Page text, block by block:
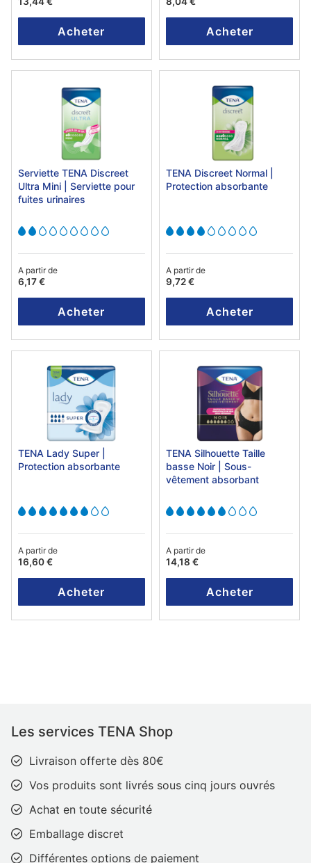
Acheter Acheter
Serviette TENA Discreet
Ultra Mini | Serviette pour
fuites urinaires
A partir de
6,17 €
Acheter
TENA Discreet Normal |
Protection absorbante
A partir de
9,72 €
Acheter
TENA Lady Super |
Protection absorbante
A partir de
16,60 €
Acheter
TENA Silhouette Taille
basse Noir | Sous-
vêtement absorbant
A partir de
14,18 €
Acheter
Les services TENA Shop
Livraison offerte dès 80€
Vos produits sont livrés sous cinq jours ouvrés
Achat en toute sécurité
Emballage discret
Différentes options de paiement